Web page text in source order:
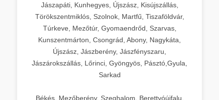
Jászapáti, Kunhegyes, Újszász, Kisújszállás,
Törökszentmiklós, Szolnok, Martfű, Tiszaföldvár,
Túrkeve, Mezőtúr, Gyomaendrőd, Szarvas,
Kunszentmárton, Csongrád, Abony, Nagykáta,
Újszász, Jászberény, Jászfényszaru,
Jászárokszállás, Lőrinci, Gyöngyös, Pásztó,Gyula,
Sarkad
Békés, Mezőberény, Szeghalom, Berettyóújfalu,